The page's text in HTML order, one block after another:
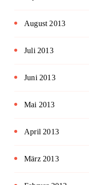
August 2013
Juli 2013
Juni 2013
Mai 2013
April 2013
März 2013